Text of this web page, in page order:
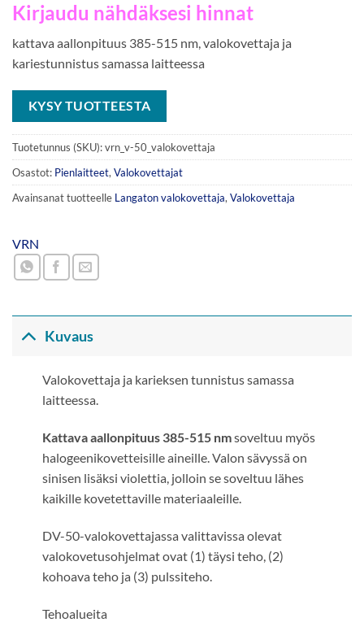
Kirjaudu nähdäksesi hinnat
kattava aallonpituus 385-515 nm, valokovettaja ja
kariestunnistus samassa laitteessa
KYSY TUOTTEESTA
Tuotetunnus (SKU):vrn_v-50_valokovettaja
Osastot: Pienlaitteet,Valokovettajat
Avainsanat tuotteelle Langaton valokovettaja,Valokovettaja
VRN
Kuvaus
Valokovettaja ja karieksen tunnistus samassa
laitteessa.
Kattava aallonpituus 385-515 nmsoveltuu myös
halogeenikovetteisille aineille. Valon sävyssä on
sinisen lisäksi violettia, jolloin se soveltuu lähes
kaikille kovetettaville materiaaleille.
DV-50-valokovettajassa valittavissa olevat
valokovetusohjelmat ovat (1) täysi teho, (2)
kohoava teho ja (3) pulssiteho.
Tehoalueita